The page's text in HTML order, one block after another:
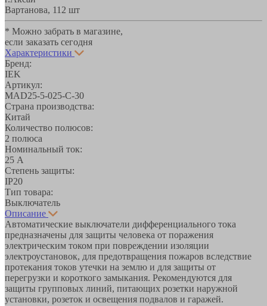
Вартанова, 11 2 шт
* Можно забрать в магазине,
если заказать сегодня
Характеристики
Бренд:
IEK
Артикул:
MAD25-5-025-C-30
Страна производства:
Китай
Количество полюсов:
2 полюса
Номинальный ток:
25 А
Степень защиты:
IP20
Тип товара:
Выключатель
Описание
Автоматические выключатели дифференциального тока
предназначены для защиты человека от поражения
электрическим током при повреждении изоляции
электроустановок, для предотвращения пожаров вследствие
протекания токов утечки на землю и для защиты от
перегрузки и короткого замыкания. Рекомендуются для
защиты групповых линий, питающих розетки наружной
установки, розеток и освещения подвалов и гаражей.